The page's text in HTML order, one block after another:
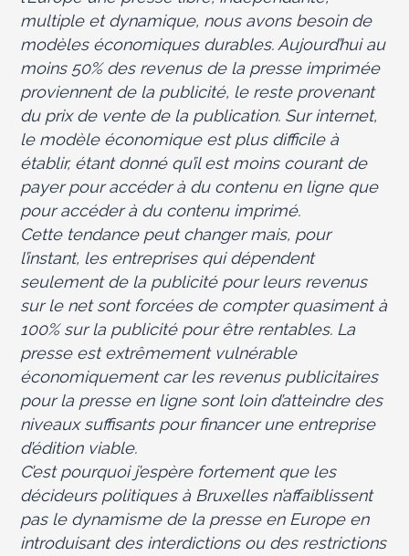
multiple et dynamique, nous avons besoin de
modèles économiques durables. Aujourd’hui au
moins 50% des revenus de la presse imprimée
proviennent de la publicité, le reste provenant
du prix de vente de la publication. Sur internet,
le modèle économique est plus difficile à
établir, étant donné qu’il est moins courant de
payer pour accéder à du contenu en ligne que
pour accéder à du contenu imprimé.
Cette tendance peut changer mais, pour
l’instant, les entreprises qui dépendent
seulement de la publicité pour leurs revenus
sur le net sont forcées de compter quasiment à
100% sur la publicité pour être rentables. La
presse est extrêmement vulnérable
économiquement car les revenus publicitaires
pour la presse en ligne sont loin d’atteindre des
niveaux suffisants pour financer une entreprise
d’édition viable.
C’est pourquoi j’espère fortement que les
décideurs politiques à Bruxelles n’affaiblissent
pas le dynamisme de la presse en Europe en
introduisant des interdictions ou des restrictions